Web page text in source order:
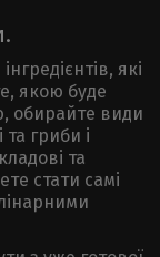
які
якою буде
обирайте види
гриби і
та
стати самі